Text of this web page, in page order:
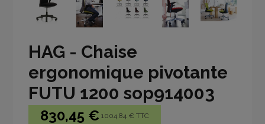
HAG - Chaise
ergonomique pivotante
FUTU 1200 sop914003
830,45 € 1004.84 € TTC